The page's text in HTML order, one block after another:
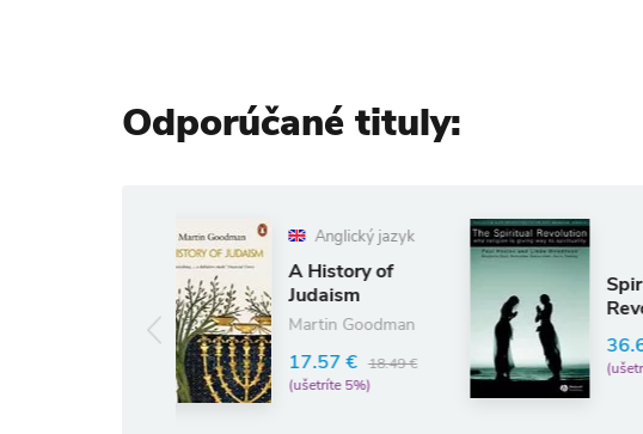
Odporúčané tituly:
Anglický jazyk
A History of
Martin Goodman
18.49 €
(ušetríte 5%)
Spiritual
Revolution
38.57 €
(ušetríte 5%)